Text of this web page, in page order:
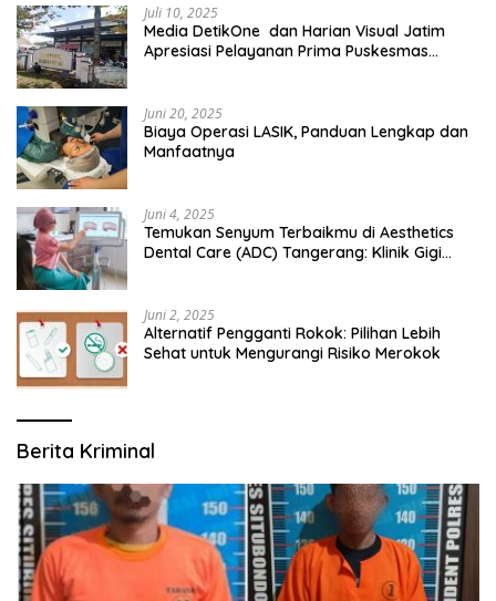
Juli 10, 2025
Media DetikOne dan Harian Visual Jatim
Apresiasi Pelayanan Prima Puskesmas
Juni 20, 2025
Biaya Operasi LASIK, Panduan Lengkap dan
Manfaatnya
Juni 4, 2025
Temukan Senyum Terbaikmu di Aesthetics
Dental Care (ADC) Tangerang: Klinik Gigi
Juni 2, 2025
Alternatif Pengganti Rokok: Pilihan Lebih
Sehat untuk Mengurangi Risiko Merokok
Berita Kriminal